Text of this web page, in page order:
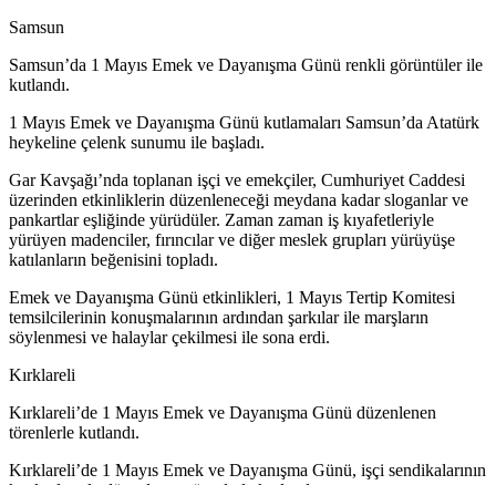
Samsun
Samsun’da 1 Mayıs Emek ve Dayanışma Günü renkli görüntüler ile
kutlandı.
1 Mayıs Emek ve Dayanışma Günü kutlamaları Samsun’da Atatürk
heykeline çelenk sunumu ile başladı.
Gar Kavşağı’nda toplanan işçi ve emekçiler, Cumhuriyet Caddesi
üzerinden etkinliklerin düzenleneceği meydana kadar sloganlar ve
pankartlar eşliğinde yürüdüler. Zaman zaman iş kıyafetleriyle
yürüyen madenciler, fırıncılar ve diğer meslek grupları yürüyüşe
katılanların beğenisini topladı.
Emek ve Dayanışma Günü etkinlikleri, 1 Mayıs Tertip Komitesi
temsilcilerinin konuşmalarının ardından şarkılar ile marşların
söylenmesi ve halaylar çekilmesi ile sona erdi.
Kırklareli
Kırklareli’de 1 Mayıs Emek ve Dayanışma Günü düzenlenen
törenlerle kutlandı.
Kırklareli’de 1 Mayıs Emek ve Dayanışma Günü, işçi sendikalarının